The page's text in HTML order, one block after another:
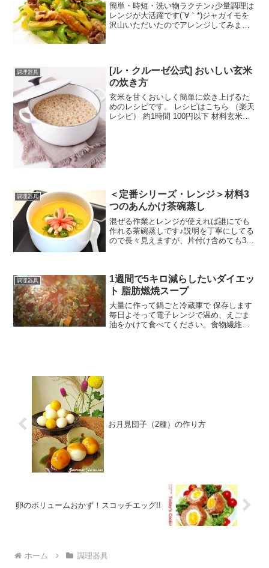
簡単・時短・洗い物ラクチン♪少量調理は
レンジが大活躍です(´∀｀*)ジャガイモを
沢山いただいたのでアレンジしてみまし
調理器具
[ル・クルーゼ公式] おいしい玄米
の炊き方
玄米を甘くおいしく簡単に炊き上げるた
めのレシピです。 レシピはこちら （楽天
レシピ） 約1時間 100円以下 材料玄米水
調理器具
＜定番シリーズ・レンジ＞材料3
つのあんかけ茶碗蒸し
混ぜる作業とレンジが使えれば誰にでも
作れる茶碗蒸しです♪説明を丁寧にしてる
ので長々見えますが、片付け含めても30
カ...
調理器具
1週間で5キロ減らしたいダイエッ
ト 脂肪燃焼スープ
大量に作って鍋ごと冷蔵庫で 保存します
毎日よそって電子レンジで温め、えごま
油をかけて食べてください。食物繊維と
お月見団子（2種）の作り方
卵のボリュームおかず！スコッチエッグ!!
ホーム 調理器具